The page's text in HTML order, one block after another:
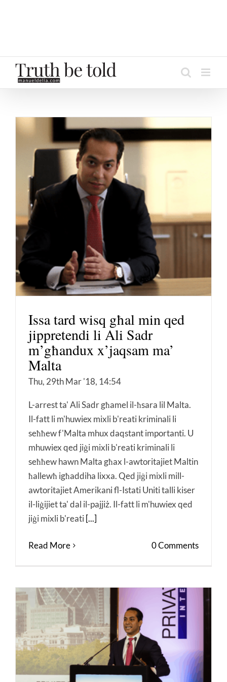
Issa tard wisq għal min qed
jippretendi li Ali Sadr
m’għandux x’jaqsam ma’
Malta
Thu, 29th Mar '18, 14:54
L-arrest ta' Ali Sadr għamel il-ħsara lil Malta.
Il-fatt li m'huwiex mixli b'reati kriminali li
seħħew f'Malta mhux daqstant importanti. U
mhuwiex qed jiġi mixli b'reati kriminali li
seħħew hawn Malta għax l-awtoritajiet Maltin
ħallewħ igħaddiha lixxa. Qed jiġi mixli mill-
awtoritajiet Amerikani fl-Istati Uniti talli kiser
il-liġijiet ta' dal il-pajjiż. Il-fatt li m'huwiex qed
jiġi mixli b'reati [...]
Read More 0 Comments